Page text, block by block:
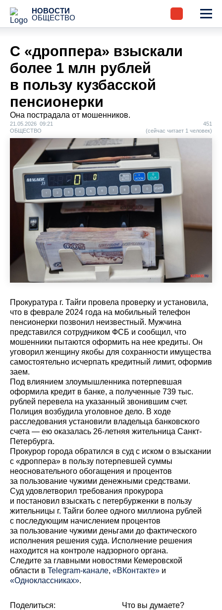
НОВОСТИ
ОБЩЕСТВО
С «дроппера» взыскали
более 1 млн рублей
в пользу кузбасской
пенсионерки
Она пострадала от мошенников.
21.05.2026 09:21
ОБЩЕСТВО
451
(сейчас читает 1 человек)
Прокуратура г. Тайги провела проверку и установила,
что в феврале 2024 года на мобильный телефон
пенсионерки позвонил неизвестный. Мужчина
представился сотрудником ФСБ и сообщил, что
мошенники пытаются оформить на нее кредиты. Он
уговорил женщину якобы для сохранности имущества
самостоятельно исчерпать кредитный лимит, оформив
заем.
Под влиянием злоумышленника потерпевшая
оформила кредит в банке, а полученные 739 тыс.
рублей перевела на указанный звонившим счет.
Полиция возбудила уголовное дело. В ходе
расследования установили владельца банковского
счета — ею оказалась 26-летняя жительница Санкт-
Петербурга.
Прокурор города обратился в суд с иском о взыскании
с «дроппера» в пользу потерпевшей суммы
неосновательного обогащения и процентов
за пользование чужими денежными средствами.
Суд удовлетворил требования прокурора
и постановил взыскать с петербурженки в пользу
жительницы г. Тайги более одного миллиона рублей
с последующим начислением процентов
за пользование чужими деньгами до фактического
исполнения решения суда. Исполнение решения
находится на контроле надзорного органа.
Cледите за главными новостями Кемеровской
области в Telegram-канале, «ВКонтакте» и
«Одноклассниках».
Что вы думаете?
Поделиться: